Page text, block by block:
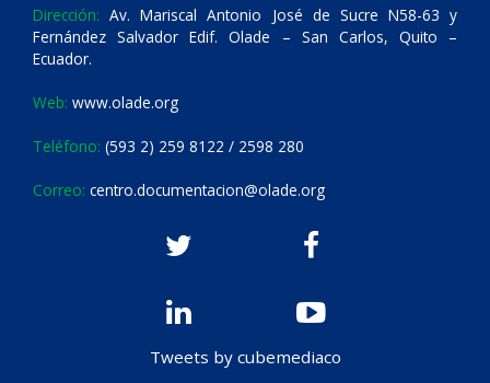
Dirección: Av. Mariscal Antonio José de Sucre N58-63 y
Fernández Salvador Edif. Olade – San Carlos, Quito –
Ecuador.
Web: www.olade.org
Teléfono: (593 2) 259 8122 / 2598 280
Correo: centro.documentacion@olade.org
Tweets by cubemediaco